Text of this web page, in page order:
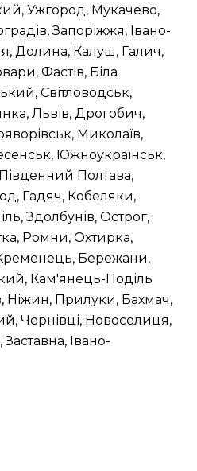
Ужгород, Мукачево,
Запоріжжя, Івано-
Долина, Калуш, Галич,
Фастів, Біла
Світловодськ,
Львів, Дрогобич,
Миколаїв,
Южноукраїнськ,
Полтава,
Гадяч, Кобеляки,
Здолбунів, Острог,
Ромни, Охтирка,
Бережани,
Кам'янець-Поділь
Ніжин, Прилуки, Бахмач,
Чернівці, Новоселиця,
Івано-